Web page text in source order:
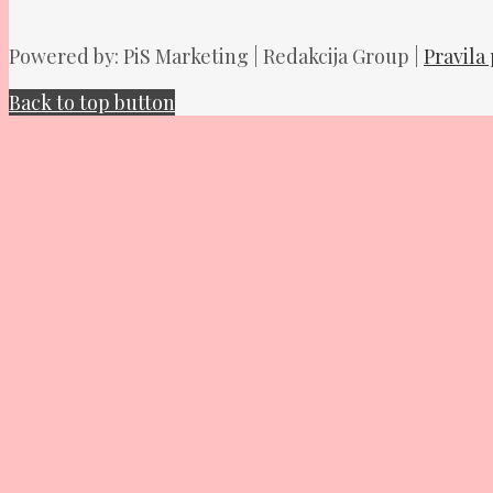
Powered by: PiS Marketing | Redakcija Group | Pravila
Back to top button